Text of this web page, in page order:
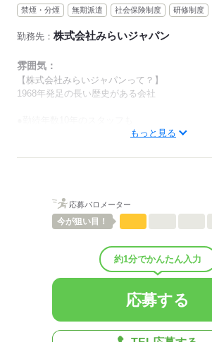
禁煙・分煙 無期派遣 社会保険制度 研修制度
勤務先： 株式会社みらいジャパン
雰囲気：
【株式会社みらいジャパンって？】
1968年発足の長い歴史がある会社
●入社後の研修・フォロー体制も充実！
仕事の仕方 ひとりで
しずか
配属先部署：
サービス関連
もっと見る
応募バロメーター
今が狙い目！
約1分でかんたん入力
応募する